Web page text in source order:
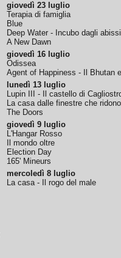
giovedì 23 luglio
Terapia di famiglia
Blue
Deep Water - Incubo dagli abissi
A New Dawn
giovedì 16 luglio
Odissea
Agent of Happiness - Il Bhutan
lunedì 13 luglio
Lupin III - Il castello di
La casa dalle finestre che ridono
The Doors
giovedì 9 luglio
L'Hangar Rosso
Il mondo oltre
Election Day
165' Mineurs
mercoledì 8 luglio
La casa - Il rogo del male